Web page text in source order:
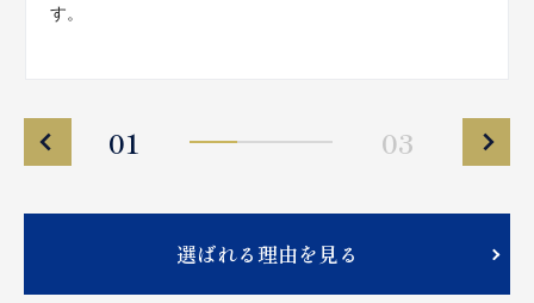
す。
01 03
選ばれる理由を見る